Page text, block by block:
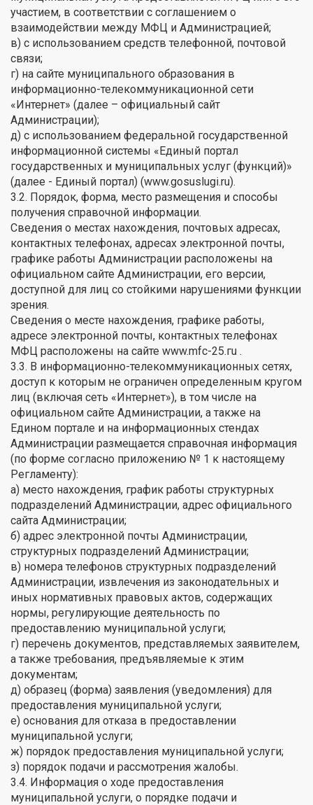
участием, в соответствии с соглашением о
взаимодействии между МФЦ и Администрацией;
в) с использованием средств телефонной, почтовой
связи;
г) на сайте муниципального образования в
информационно-телекоммуникационной сети
«Интернет» (далее – официальный сайт
Администрации);
д) с использованием федеральной государственной
информационной системы «Единый портал
государственных и муниципальных услуг (функций)»
(далее - Единый портал) (www.gosuslugi.ru).
3.2. Порядок, форма, место размещения и способы
получения справочной информации.
Сведения о местах нахождения, почтовых адресах,
контактных телефонах, адресах электронной почты,
графике работы Администрации расположены на
официальном сайте Администрации, его версии,
доступной для лиц со стойкими нарушениями функции
зрения.
Сведения о месте нахождения, графике работы,
адресе электронной почты, контактных телефонах
МФЦ расположены на сайте www.mfc-25.гu .
3.3. В информационно-телекоммуникационных сетях,
доступ к которым не ограничен определенным кругом
лиц (включая сеть «Интернет»), в том числе на
официальном сайте Администрации, а также на
Едином портале и на информационных стендах
Администрации размещается справочная информация
(по форме согласно приложению № 1 к настоящему
Регламенту):
а) место нахождения, график работы структурных
подразделений Администрации, адрес официального
сайта Администрации;
б) адрес электронной почты Администрации,
структурных подразделений Администрации;
в) номера телефонов структурных подразделений
Администрации, извлечения из законодательных и
иных нормативных правовых актов, содержащих
нормы, регулирующие деятельность по
предоставлению муниципальной услуги;
г) перечень документов, представляемых заявителем,
а также требования, предъявляемые к этим
документам;
д) образец (форма) заявления (уведомления) для
предоставления муниципальной услуги;
е) основания для отказа в предоставлении
муниципальной услуги;
ж) порядок предоставления муниципальной услуги;
з) порядок подачи и рассмотрения жалобы.
3.4. Информация о ходе предоставления
муниципальной услуги, о порядке подачи и